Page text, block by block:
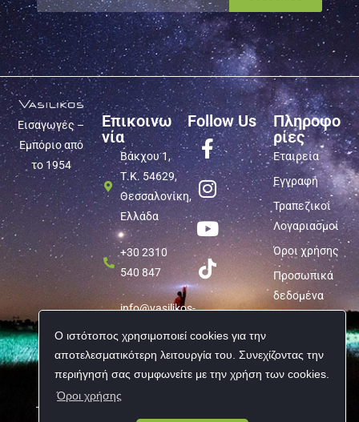
Ο ιστότοπος χρησιμοποιεί cookies για την
αποτελεσματικότερη λειτουργία του. Συνεχίζοντας την
περιήγησή σας συμφωνείτε με την χρήση των cookies.
Όροι χρήσης
Εισαγωγές –
Εμπόριο από
το 1954
Επικοινω
νία
Βάκχου 1,
Τ.Κ. 54629,
Θεσσαλονίκη,
Ελλάδα
+30 2310
540 847
info@vasilikos-
Follow Us
Πληροφο
ρίες
Εταιρεία
Εγγραφή
Τραπεζικοί
Λογαριασμοί
Όροι χρήσης
Προσωπικά
δεδομένα